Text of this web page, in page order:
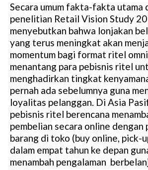
Secara umum fakta-fakta utama
penelitian Retail Vision Study
menyebutkan bahwa lonjakan
yang terus meningkat akan
momentum bagi format ritel
menantang para pebisnis ritel
menghadirkan tingkat
pernah ada sebelumnya guna
loyalitas pelanggan. Di Asia
pebisnis ritel berencana
pembelian secara online dengan
barang di toko (buy online, pick-
dalam empat tahun ke depan
menambah pengalaman